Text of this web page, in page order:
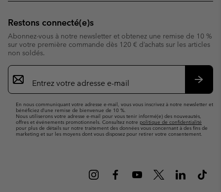
Restons connecté(e)s
Abonnez-vous à notre newsletter et obtenez une remise de 10 %
sur votre première commande dès 120 € d’achats sur les articles
non soldés.
Inscription
par
e-
En nous communiquant votre adresse e-mail, vous vous inscrivez à notre newsletter et
bénéficiez d’une remise de bienvenue de 10 %.
Nous utiliserons votre adresse e-mail pour vous tenir informé(e) des nouveautés,
offres et événements promotionnels. Consultez notre politique de confidentialité
pour plus de détails sur notre traitement des données vous concernant à des fins de
marketing et sur les moyens dont vous disposez pour retirer votre consentement.